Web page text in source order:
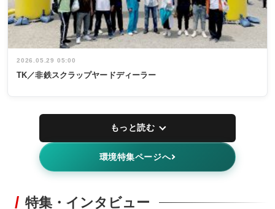
2026.05.29 05:00
TK／非鉄スクラップヤードディーラー
もっと読む
環境特集ページへ
特集・インタビュー